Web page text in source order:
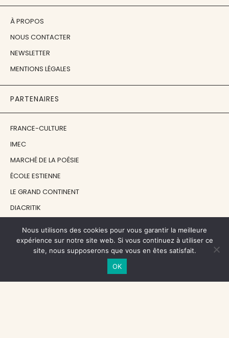
À PROPOS
NOUS CONTACTER
NEWSLETTER
MENTIONS LÉGALES
PARTENAIRES
FRANCE-CULTURE
IMEC
MARCHÉ DE LA POÉSIE
ÉCOLE ESTIENNE
LE GRAND CONTINENT
DIACRITIK
NOS SOUTIENS
CENTRE NATIONAL DU LIVRE
Nous utilisons des cookies pour vous garantir la meilleure
expérience sur notre site web. Si vous continuez à utiliser ce
site, nous supposerons que vous en êtes satisfait.
OK